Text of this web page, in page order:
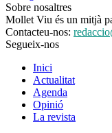
Sobre nosaltres
Mollet Viu és un mitjà
Contacteu-nos:
Segueix-nos
Inici
Actualitat
Agenda
Opinió
La revista